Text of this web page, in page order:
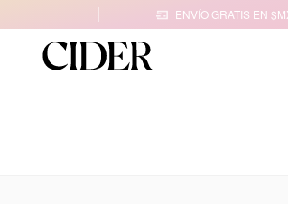
ENVÍO GRATIS EN